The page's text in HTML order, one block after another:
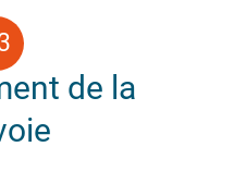
de la